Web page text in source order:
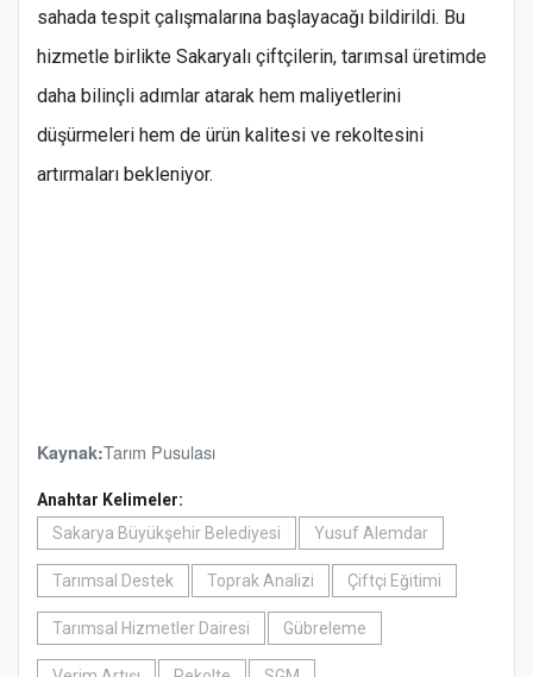
sahada tespit çalışmalarına başlayacağı bildirildi. Bu
hizmetle birlikte Sakaryalı çiftçilerin, tarımsal üretimde
daha bilinçli adımlar atarak hem maliyetlerini
düşürmeleri hem de ürün kalitesi ve rekoltesini
artırmaları bekleniyor.
Kaynak:Tarım Pusulası
Anahtar Kelimeler:
Sakarya Büyükşehir Belediyesi
Yusuf Alemdar
Tarımsal Destek Toprak Analizi Çiftçi Eğitimi
Tarımsal Hizmetler Dairesi Gübreleme